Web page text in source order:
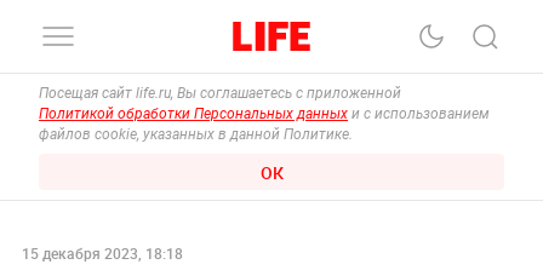
Посещая сайт life.ru, Вы соглашаетесь с приложенной
Политикой обработки Персональных данных и с использованием
файлов cookie, указанных в данной Политике.
ОК
15 декабря 2023, 18:18